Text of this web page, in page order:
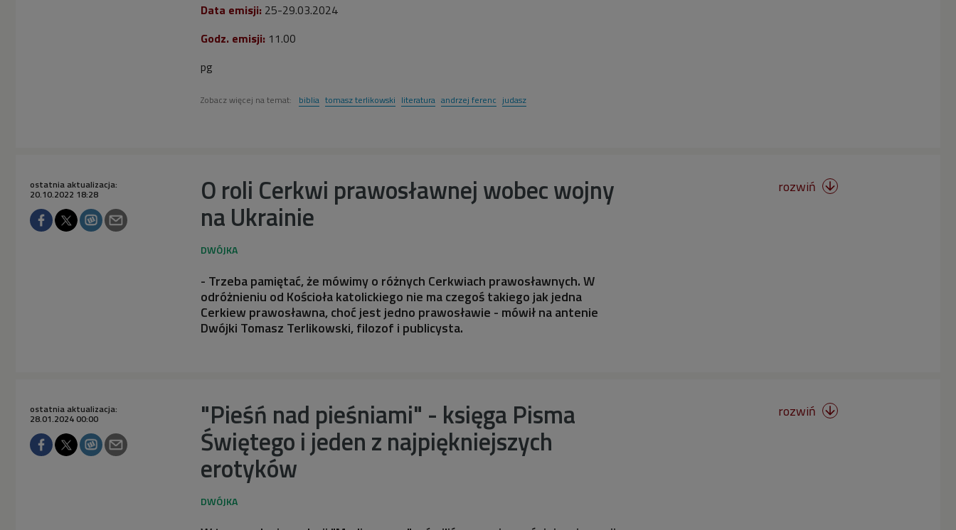
Data emisji: 25-29.03.2024
Godz. emisji: 11.00
pg
Zobacz więcej na temat: biblia tomasz terlikowski literatura andrzej ferenc judasz
O roli Cerkwi prawosławnej wobec wojny
na Ukrainie
ostatnia aktualizacja:
20.10.2022 18:28
- Trzeba pamiętać, że mówimy o różnych Cerkwiach prawosławnych. W
odróżnieniu od Kościoła katolickiego nie ma czegoś takiego jak jedna
Cerkiew prawosławna, choć jest jedno prawosławie - mówił na antenie
Dwójki Tomasz Terlikowski, filozof i publicysta.
rozwiń 
"Pieśń nad pieśniami" - księga Pisma
Świętego i jeden z najpiękniejszych
erotyków
ostatnia aktualizacja:
28.01.2024 00:00 rozwiń 